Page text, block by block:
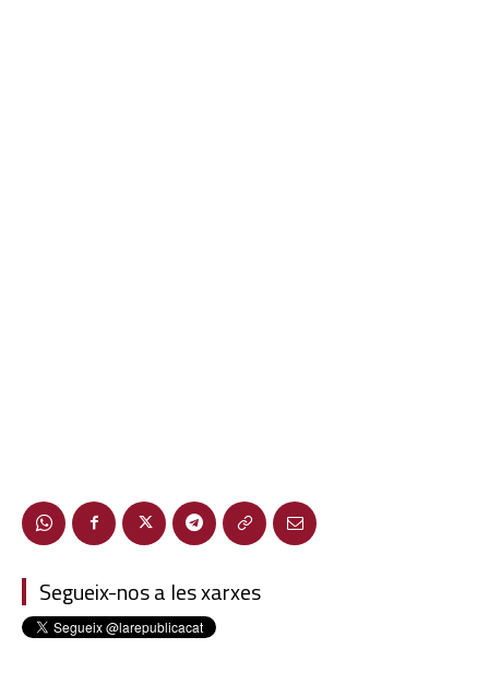
Segueix-nos a les xarxes